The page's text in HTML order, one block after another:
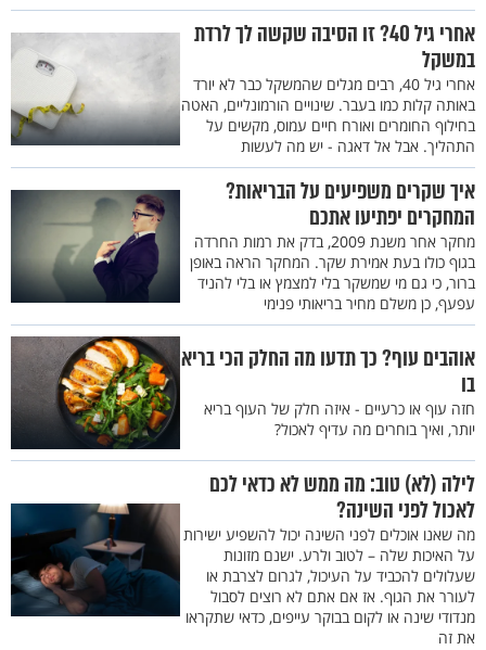
אחרי גיל 40? זו הסיבה שקשה לך לרדת
במשקל
אחרי גיל 40, רבים מגלים שהמשקל כבר לא יורד
באותה קלות כמו בעבר. שינויים הורמונליים, האטה
בחילוף החומרים ואורח חיים עמוס, מקשים על
התהליך. אבל אל דאגה - יש מה לעשות
איך שקרים משפיעים על הבריאות?
המחקרים יפתיעו אתכם
מחקר אחר משנת 2009, בדק את רמות החרדה
בגוף כולו בעת אמירת שקר. המחקר הראה באופן
ברור, כי גם מי שמשקר בלי למצמץ או בלי להניד
עפעף, כן משלם מחיר בריאותי פנימי
אוהבים עוף? כך תדעו מה החלק הכי בריא
בו
חזה עוף או כרעיים - איזה חלק של העוף בריא
יותר, ואיך בוחרים מה עדיף לאכול?
לילה (לא) טוב: מה ממש לא כדאי לכם
לאכול לפני השינה?
מה שאנו אוכלים לפני השינה יכול להשפיע ישירות
על האיכות שלה – לטוב ולרע. ישנם מזונות
שעלולים להכביד על העיכול, לגרום לצרבת או
לעורר את הגוף. אז אם אתם לא רוצים לסבול
מנדודי שינה או לקום בבוקר עייפים, כדאי שתקראו
את זה